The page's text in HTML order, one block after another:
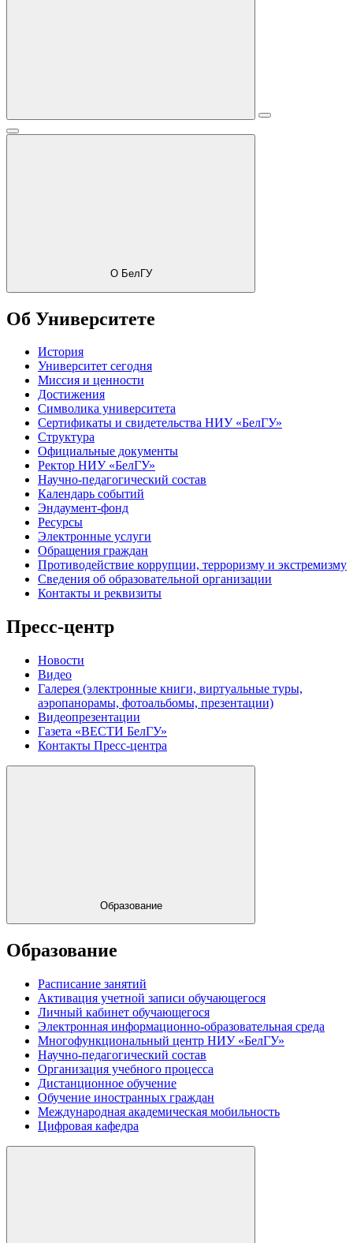
О БелГУ
Об Университете
История
Университет сегодня
Миссия и ценности
Достижения
Символика университета
Сертификаты и свидетельства НИУ «БелГУ»
Структура
Официальные документы
Ректор НИУ «БелГУ»
Научно-педагогический состав
Календарь событий
Эндаумент-фонд
Ресурсы
Электронные услуги
Обращения граждан
Противодействие коррупции, терроризму и экстремизму
Сведения об образовательной организации
Контакты и реквизиты
Пресс-центр
Новости
Видео
Галерея (электронные книги, виртуальные туры,
аэропанорамы, фотоальбомы, презентации)
Видеопрезентации
Газета «ВЕСТИ БелГУ»
Контакты Пресс-центра
Образование
Образование
Расписание занятий
Активация учетной записи обучающегося
Личный кабинет обучающегося
Электронная информационно-образовательная среда
Многофункциональный центр НИУ «БелГУ»
Научно-педагогический состав
Организация учебного процесса
Дистанционное обучение
Обучение иностранных граждан
Международная академическая мобильность
Цифровая кафедра